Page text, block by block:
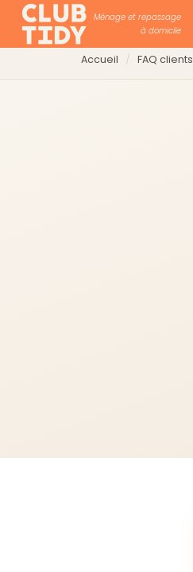
Ménage et repassage
à domicile
Accueil FAQ clients